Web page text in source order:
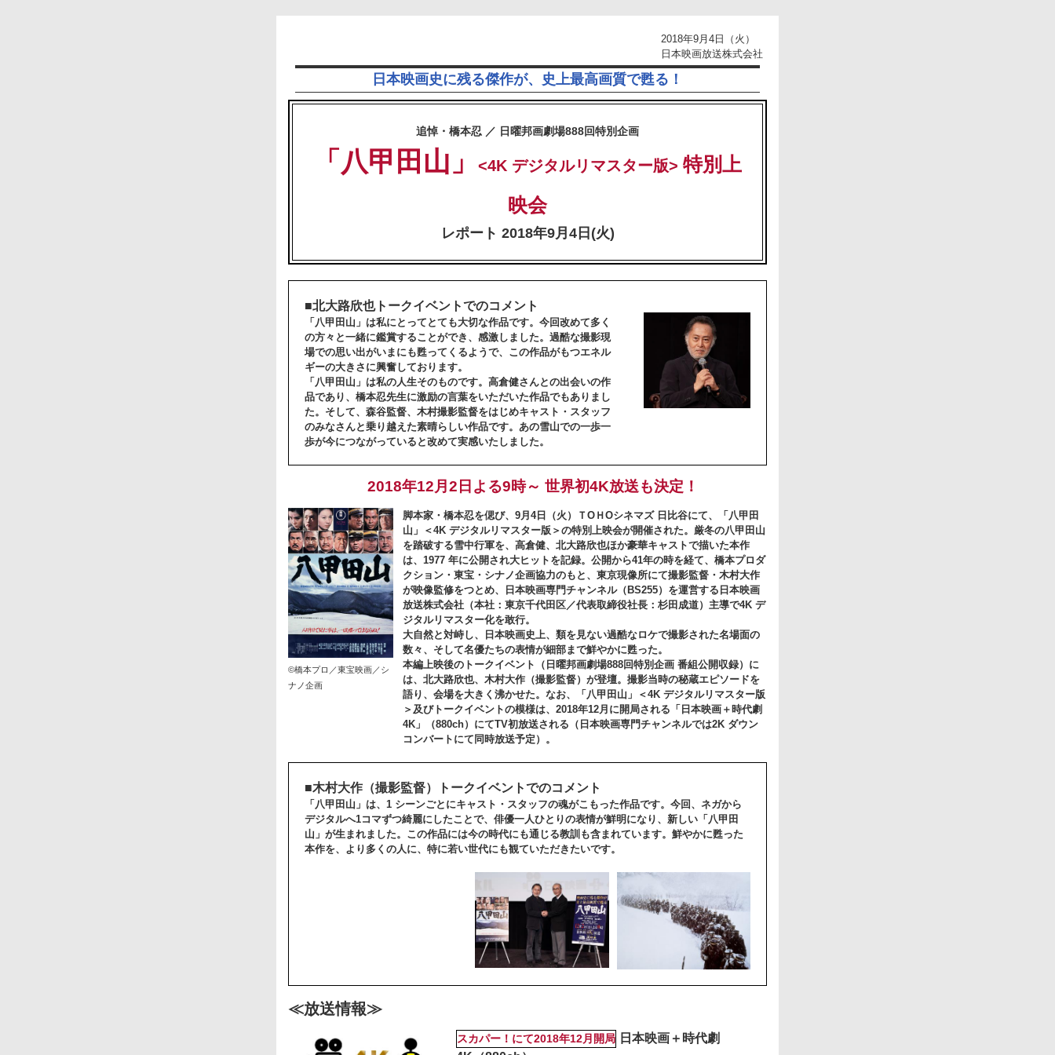
2018年9月4日（火）
日本映画放送株式会社
日本映画史に残る傑作が、史上最高画質で甦る！
追悼・橋本忍 ／ 日曜邦画劇場888回特別企画
「八甲田山」 <4K デジタルリマスター版> 特別上
映会
レポート 2018年9月4日(火)
■北大路欣也トークイベントでのコメント
「八甲田山」は私にとってとても大切な作品です。今回改めて多く
の方々と一緒に鑑賞することができ、感激しました。過酷な撮影現
場での思い出がいまにも甦ってくるようで、この作品がもつエネル
ギーの大きさに興奮しております。
「八甲田山」は私の人生そのものです。高倉健さんとの出会いの作
品であり、橋本忍先生に激励の言葉をいただいた作品でもありまし
た。そして、森谷監督、木村撮影監督をはじめキャスト・スタッフ
のみなさんと乗り越えた素晴らしい作品です。あの雪山での一歩一
歩が今につながっていると改めて実感いたしました。
2018年12月2日よる9時～ 世界初4K放送も決定！
脚本家・橋本忍を偲び、9月4日（火）ＴОＨОシネマズ 日比谷にて、「八甲田
山」＜4K デジタルリマスター版＞の特別上映会が開催された。厳冬の八甲田山
を踏破する雪中行軍を、高倉健、北大路欣也ほか豪華キャストで描いた本作
は、1977 年に公開され大ヒットを記録。公開から41年の時を経て、橋本プロダ
クション・東宝・シナノ企画協力のもと、東京現像所にて撮影監督・木村大作
が映像監修をつとめ、日本映画専門チャンネル（BS255）を運営する日本映画
放送株式会社（本社：東京千代田区／代表取締役社長：杉田成道）主導で4K デ
ジタルリマスター化を敢行。
大自然と対峙し、日本映画史上、類を見ない過酷なロケで撮影された名場面の
数々、そして名優たちの表情が細部まで鮮やかに甦った。
本編上映後のトークイベント（日曜邦画劇場888回特別企画 番組公開収録）に
は、北大路欣也、木村大作（撮影監督）が登壇。撮影当時の秘蔵エピソードを
語り、会場を大きく沸かせた。なお、「八甲田山」＜4K デジタルリマスター版
＞及びトークイベントの模様は、2018年12月に開局される「日本映画＋時代劇
4K」（880ch）にてTV初放送される（日本映画専門チャンネルでは2K ダウン
コンバートにて同時放送予定）。
©橋本プロ／東宝映画／シ
ナノ企画
■木村大作（撮影監督）トークイベントでのコメント
「八甲田山」は、1 シーンごとにキャスト・スタッフの魂がこもった作品です。今回、ネガから
デジタルへ1コマずつ綺麗にしたことで、俳優一人ひとりの表情が鮮明になり、新しい「八甲田
山」が生まれました。この作品には今の時代にも通じる教訓も含まれています。鮮やかに甦った
本作を、より多くの人に、特に若い世代にも観ていただきたいです。
≪放送情報≫
スカパー！にて2018年12月開局 日本映画＋時代劇